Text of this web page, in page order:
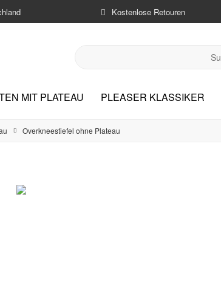
Kostenlose Retouren
MIT PLATEAU PLEASER KLASSIKER
Overkneestiefel ohne Plateau